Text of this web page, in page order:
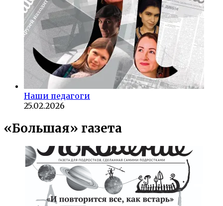
Наши педагоги
25.02.2026
«Большая» газета